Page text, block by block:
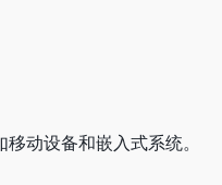
动设备和嵌入式系统。